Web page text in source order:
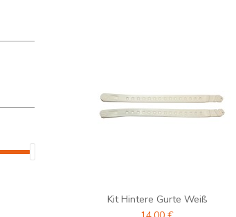
Kit Hintere Gurte Weiß